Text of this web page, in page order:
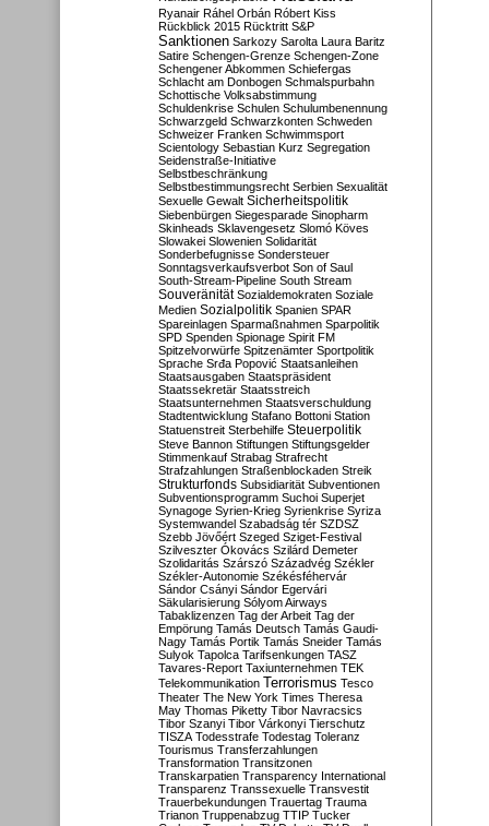
Ryanair Ráhel Orbán Róbert Kiss
Rückblick 2015 Rücktritt S&P
Sanktionen Sarkozy Sarolta Laura Baritz
Satire Schengen-Grenze Schengen-Zone
Schengener Abkommen Schiefergas
Schlacht am Donbogen Schmalspurbahn
Schottische Volksabstimmung
Schuldenkrise Schulen Schulumbenennung
Schwarzgeld Schwarzkonten Schweden
Schweizer Franken Schwimmsport
Scientology Sebastian Kurz Segregation
Seidenstraße-Initiative
Selbstbeschränkung
Selbstbestimmungsrecht Serbien Sexualität
Sexuelle Gewalt Sicherheitspolitik
Siebenbürgen Siegesparade Sinopharm
Skinheads Sklavengesetz Slomó Köves
Slowakei Slowenien Solidarität
Sonderbefugnisse Sondersteuer
Sonntagsverkaufsverbot Son of Saul
South-Stream-Pipeline South Stream
Souveränität Sozialdemokraten Soziale
Medien Sozialpolitik Spanien SPAR
Spareinlagen Sparmaßnahmen Sparpolitik
SPD Spenden Spionage Spirit FM
Spitzelvorwürfe Spitzenämter Sportpolitik
Sprache Srđa Popović Staatsanleihen
Staatsausgaben Staatspräsident
Staatssekretär Staatsstreich
Staatsunternehmen Staatsverschuldung
Stadtentwicklung Stafano Bottoni Station
Statuenstreit Sterbehilfe Steuerpolitik
Steve Bannon Stiftungen Stiftungsgelder
Stimmenkauf Strabag Strafrecht
Strafzahlungen Straßenblockaden Streik
Strukturfonds Subsidiarität Subventionen
Subventionsprogramm Suchoi Superjet
Synagoge Syrien-Krieg Syrienkrise Syriza
Systemwandel Szabadság tér SZDSZ
Szebb Jövőért Szeged Sziget-Festival
Szilveszter Ókovács Szilárd Demeter
Szolidaritás Szárszó Századvég Székler
Székler-Autonomie Székésféhervár
Sándor Csányi Sándor Egervári
Säkularisierung Sólyom Airways
Tabaklizenzen Tag der Arbeit Tag der
Empörung Tamás Deutsch Tamás Gaudi-
Nagy Tamás Portik Tamás Sneider Tamás
Sulyok Tapolca Tarifsenkungen TASZ
Tavares-Report Taxiunternehmen TEK
Telekommunikation Terrorismus Tesco
Theater The New York Times Theresa
May Thomas Piketty Tibor Navracsics
Tibor Szanyi Tibor Várkonyi Tierschutz
TISZA Todesstrafe Todestag Toleranz
Tourismus Transferzahlungen
Transformation Transitzonen
Transkarpatien Transparency International
Transparenz Transsexuelle Transvestit
Trauerbekundungen Trauertag Trauma
Trianon Truppenabzug TTIP Tucker